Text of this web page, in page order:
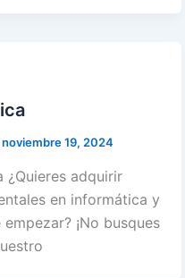
noviembre 19, 2024
¿Quieres adquirir
en informática y
¡No busques